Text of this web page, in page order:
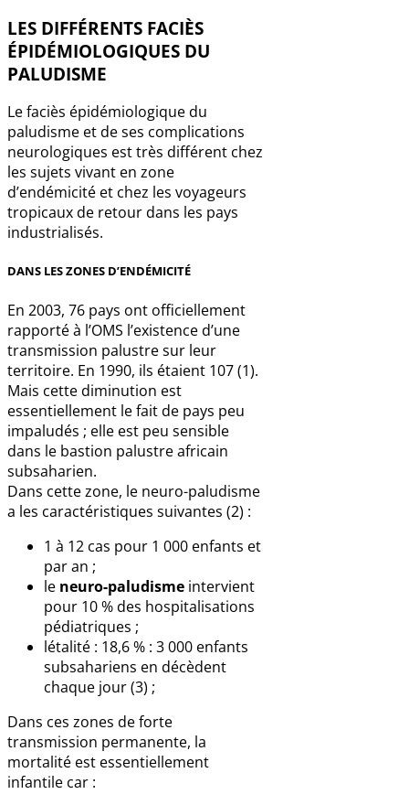
LES DIFFÉRENTS FACIÈS
ÉPIDÉMIOLOGIQUES DU
PALUDISME
Le faciès épidémiologique du
paludisme et de ses complications
neurologiques est très différent chez
les sujets vivant en zone
d’endémicité et chez les voyageurs
tropicaux de retour dans les pays
industrialisés.
DANS LES ZONES D’ENDÉMICITÉ
En 2003, 76 pays ont officiellement
rapporté à l’OMS l’existence d’une
transmission palustre sur leur
territoire. En 1990, ils étaient 107 (1).
Mais cette diminution est
essentiellement le fait de pays peu
impaludés ; elle est peu sensible
dans le bastion palustre africain
subsaharien.
Dans cette zone, le neuro-paludisme
a les caractéristiques suivantes (2) :
1 à 12 cas pour 1 000 enfants et
par an ;
le neuro-paludisme intervient
pour 10 % des hospitalisations
pédiatriques ;
létalité : 18,6 % : 3 000 enfants
subsahariens en décèdent
chaque jour (3) ;
Dans ces zones de forte
transmission permanente, la
mortalité est essentiellement
infantile car :